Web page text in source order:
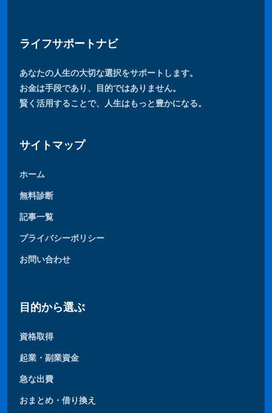
ライフサポートナビ
あなたの人生の大切な選択をサポートします。
お金は手段であり、目的ではありません。
賢く活用することで、人生はもっと豊かになる。
サイトマップ
ホーム
無料診断
記事一覧
プライバシーポリシー
お問い合わせ
目的から選ぶ
資格取得
起業・副業資金
急な出費
おまとめ・借り換え